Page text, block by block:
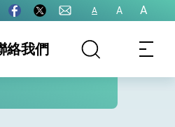
A A A
文件證明
訊
生活資訊
絡我們